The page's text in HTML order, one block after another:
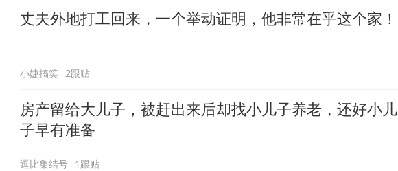
丈夫外地打工回来，一个举动证明，他非常在乎这个家！
小婕搞笑 2跟贴
房产留给大儿子，被赶出来后却找小儿子养老，还好小儿
子早有准备
逗比集结号 1跟贴